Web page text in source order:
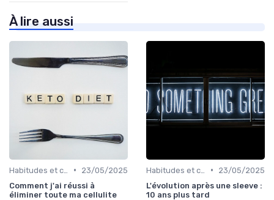
À lire aussi
•
23/05/2025
Comment j'ai réussi à
éliminer toute ma cellulite
•
23/05/2025
L'évolution après une sleeve :
10 ans plus tard